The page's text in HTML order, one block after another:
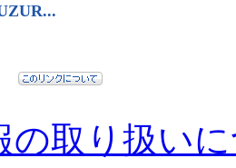
の取り扱い